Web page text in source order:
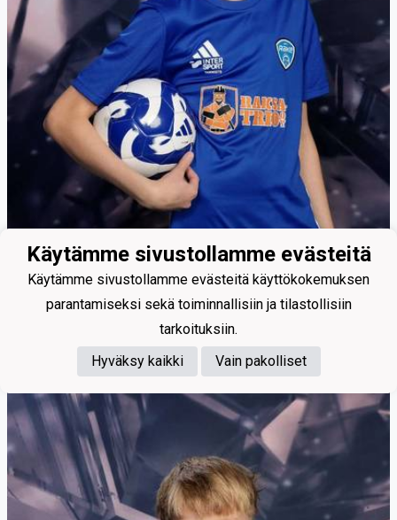
Koikkalainen Nuutti
Käytämme sivustollamme evästeitä
Käytämme sivustollamme evästeitä käyttökokemuksen
parantamiseksi sekä toiminnallisiin ja tilastollisiin
tarkoituksiin.
Hyväksy kaikki
Vain pakolliset